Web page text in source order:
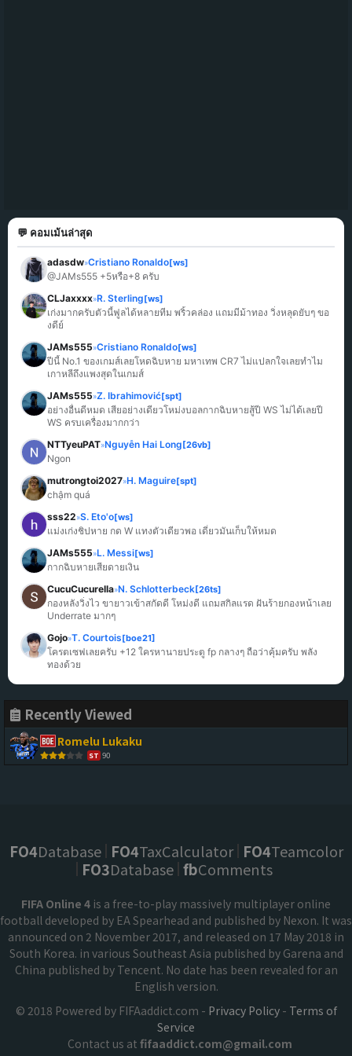
💬 คอมเม้นล่าสุด
adasdw»Cristiano Ronaldo[ws]
@JAMs555 +5หรือ+8 ครับ
CLJaxxxx»R. Sterling[ws]
เก่งมากครับตัวนี้ฟูลได้หลายทีม พริ้วคล่อง แถมมีม้าทอง วิ่งหลุดยับๆ ขอ
งดีย์
JAMs555»Cristiano Ronaldo[ws]
ปีนี้ No.1 ของเกมส์เลยโหดฉิบหาย มหาเทพ CR7 ไม่แปลกใจเลยทำไม
เกาหลีถึงแพงสุดในเกมส์
JAMs555»Z. Ibrahimović[spt]
อย่างอื่นดีหมด เสียอย่างเดียวโหม่งบอลกากฉิบหายสู้ปี WS ไม่ได้เลยปี
WS ครบเครื่องมากกว่า
NTTyeuPAT»Nguyễn Hai Long[26vb]
Ngon
mutrongtoi2027»H. Maguire[spt]
chậm quá
sss22»S. Eto'o[ws]
แม่งเก่งชิปหาย กด W แทงตัวเดียวพอ เดี๋ยวมันเก็บให้หมด
JAMs555»L. Messi[ws]
กากฉิบหายเสียดายเงิน
CucuCucurella»N. Schlotterbeck[26ts]
กองหลังวิ่งไว ขายาวเข้าสกัดดี โหม่งดี แถมสกิลแรด ฝันร้ายกองหน้าเลย
Underrate มากๆ
Gojo»T. Courtois[boe21]
โครตเซฟเลยครับ +12 ใครหานายประตู fp กลางๆ ถือว่าคุ้มครับ พลัง
ทองด้วย
Recently Viewed
Romelu Lukaku
ST 90
FO4Database FO4TaxCalculator FO4Teamcolor
FO3Database fbComments
FIFA Online 4 is a free-to-play massively multiplayer online
football developed by EA Spearhead and published by Nexon. It was
announced on 2 November 2017, and released on 17 May 2018 in
South Korea. in various Southeast Asia published by Garena and
China published by Tencent. No date has been revealed for an
English version.
© 2018 Powered by FIFAaddict.com - Privacy Policy- Terms of
Service
Contact us at fifaaddict.com@gmail.com